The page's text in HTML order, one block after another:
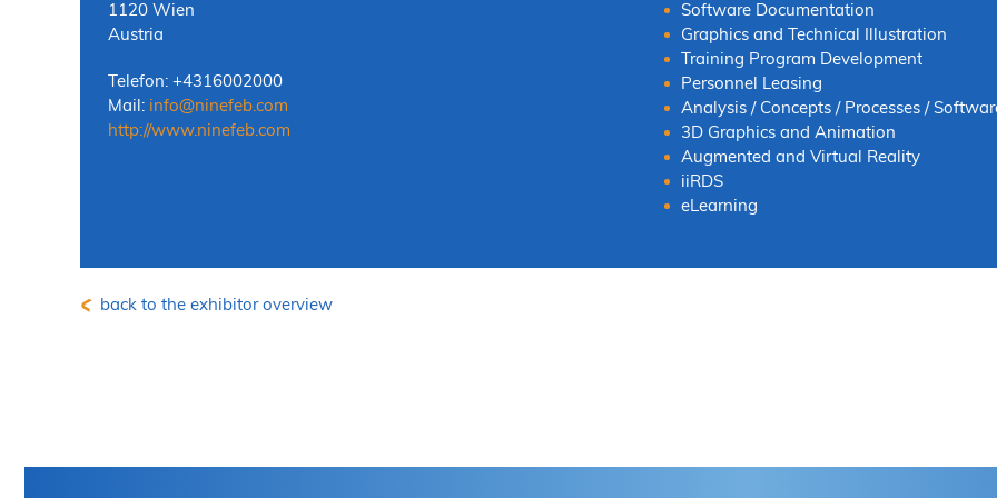
1120 Wien
Austria
Telefon: +4316002000
Mail: info@ninefeb.com
http://www.ninefeb.com
Software Documentation
Graphics and Technical Illustration
Training Program Development
Personnel Leasing
Analysis / Concepts / Processes /
3D Graphics and Animation
Augmented and Virtual Reality
iiRDS
eLearning
back to the exhibitor overview